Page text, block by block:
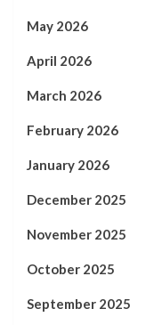
May 2026
April 2026
March 2026
February 2026
January 2026
December 2025
November 2025
October 2025
September 2025